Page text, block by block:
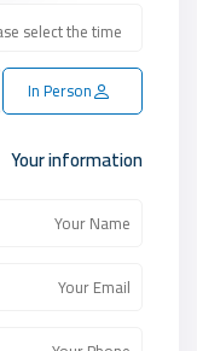
In Person
Your information